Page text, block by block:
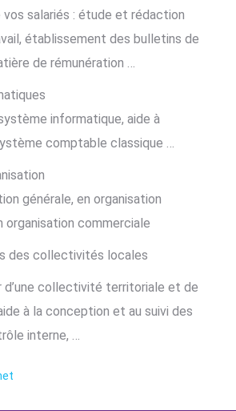
salariés : étude et rédaction
établissement des bulletins de
de rémunération …
informatique, aide à
comptable classique …
générale, en organisation
commerciale
des collectivités locales
d’une collectivité territoriale et de
à la conception et au suivi des
interne, …